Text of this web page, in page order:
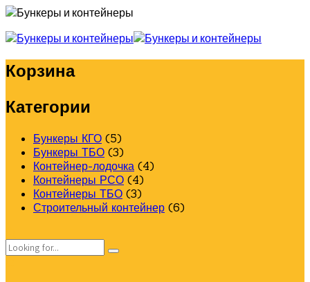
Корзина
Категории
Бункеры КГО (5)
Бункеры ТБО (3)
Контейнер-лодочка (4)
Контейнеры РСО (4)
Контейнеры ТБО (3)
Строительный контейнер (6)